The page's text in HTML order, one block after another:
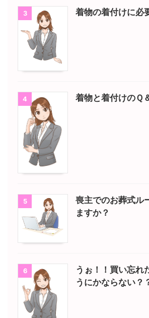
3 着物の着付けに必
4 着物と着付けのＱ
5
喪主でのお葬式ル
ますか？
6
うぉ！！買い忘れ
うにかならない？